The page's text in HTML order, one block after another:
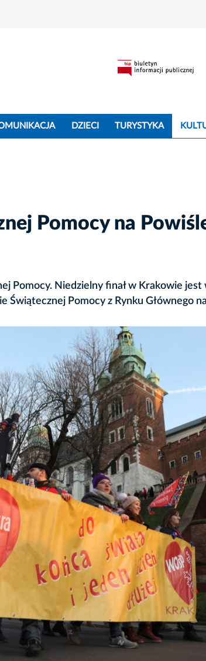
DZIECI TURYSTYKA
Pomocy na
Pomocy. Niedzielny finał w Krakowie jest
Świątecznej Pomocy z Rynku Głównego